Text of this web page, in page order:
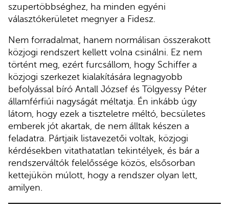
szupertöbbséghez, ha minden egyéni
választókerületet megnyer a Fidesz.
Nem forradalmat, hanem normálisan összerakott
közjogi rendszert kellett volna csinálni. Ez nem
történt meg, ezért furcsállom, hogy Schiffer a
közjogi szerkezet kialakítására legnagyobb
befolyással bíró Antall József és Tölgyessy Péter
államférfiúi nagyságát méltatja. Én inkább úgy
látom, hogy ezek a tiszteletre méltó, becsületes
emberek jót akartak, de nem álltak készen a
feladatra. Pártjaik listavezetői voltak, közjogi
kérdésekben vitathatatlan tekintélyek, és bár a
rendszerváltók felelőssége közös, elsősorban
kettejükön múlott, hogy a rendszer olyan lett,
amilyen.